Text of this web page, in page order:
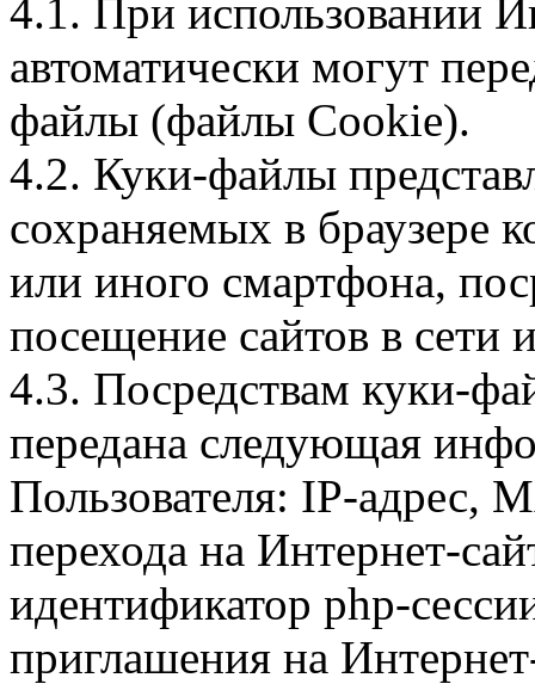
4.1. При использовании
автоматически могут
файлы (файлы Cookie).
4.2. Куки-файлы
сохраняемых в браузере
или иного смартфона,
посещение сайтов в сети
4.3. Посредствам куки-
передана следующая
Пользователя: IP-адрес,
перехода на Интернет-
идентификатор php-
приглашения на